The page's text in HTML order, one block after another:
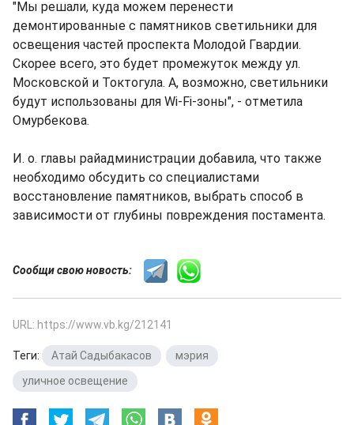
"Мы решали, куда можем перенести
демонтированные с памятников светильники для
освещения частей проспекта Молодой Гвардии.
Скорее всего, это будет промежуток между ул.
Московской и Токтогула. А, возможно, светильники
будут использованы для Wi-Fi-зоны", - отметила
Омурбекова.
И. о. главы райадминистрации добавила, что также
необходимо обсудить со специалистами
восстановление памятников, выбрать способ в
зависимости от глубины повреждения постамента.
Сообщи свою новость:
URL: https://www.vb.kg/212141
Теги: Атай Садыбакасов мэрия
уличное освещение